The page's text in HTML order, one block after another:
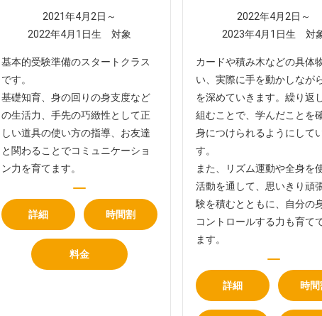
2021年4月2日～
2022年4月1日生 対象
基本的受験準備のスタートクラス
です。
基礎知育、身の回りの身支度など
の生活力、手先の巧緻性として正
しい道具の使い方の指導、お友達
と関わることでコミュニケーショ
ン力を育てます。
詳細 時間割
料金
2022年4月2日～
2023年4月1日生 対
カードや積み木などの具体
い、実際に手を動かしなが
を深めていきます。繰り返
組むことで、学んだことを
身につけられるようにして
す。
また、リズム運動や全身を
活動を通して、思いきり頑
験を積むとともに、自分の
コントロールする力も育て
ます。
詳細 時間